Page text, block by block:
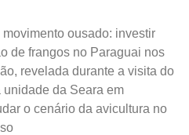
ousado: investir
de frangos no Paraguai nos
revelada durante a visita do
da Seara em
o cenário da avicultura no